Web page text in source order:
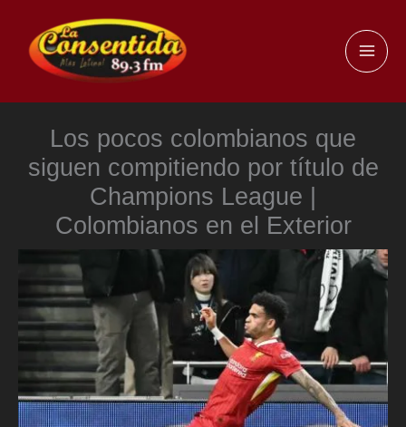
contenido
Los pocos colombianos que
siguen compitiendo por título de
Champions League |
Colombianos en el Exterior